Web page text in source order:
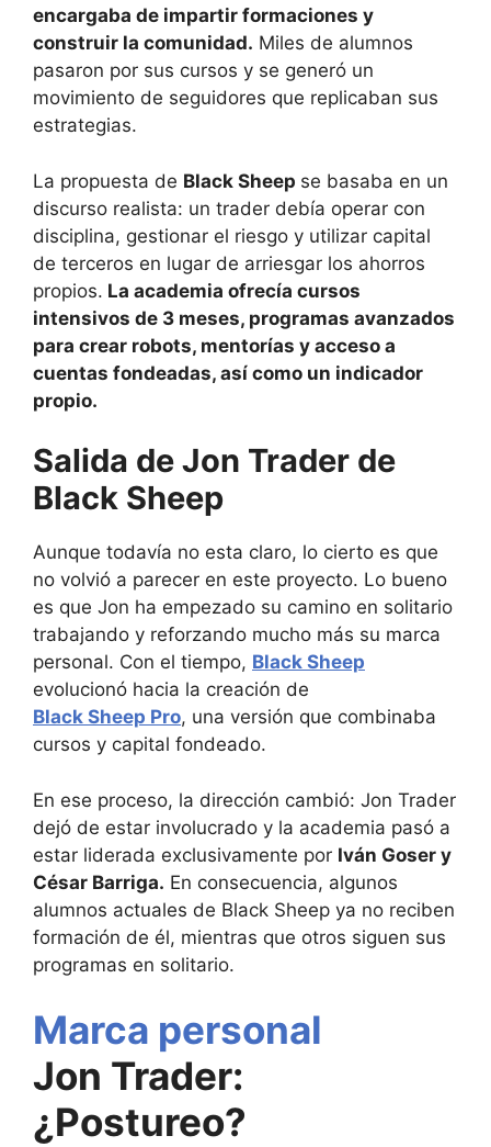
encargaba de impartir formaciones y
construir la comunidad. Miles de alumnos
pasaron por sus cursos y se generó un
movimiento de seguidores que replicaban sus
estrategias.
La propuesta de Black Sheep se basaba en un
discurso realista: un trader debía operar con
disciplina, gestionar el riesgo y utilizar capital
de terceros en lugar de arriesgar los ahorros
propios. La academia ofrecía cursos
intensivos de 3 meses, programas avanzados
para crear robots, mentorías y acceso a
cuentas fondeadas, así como un indicador
propio.
Salida de Jon Trader de
Black Sheep
Aunque todavía no esta claro, lo cierto es que
no volvió a parecer en este proyecto. Lo bueno
es que Jon ha empezado su camino en solitario
trabajando y reforzando mucho más su marca
personal. Con el tiempo, Black Sheep
evolucionó hacia la creación de
Black Sheep Pro, una versión que combinaba
cursos y capital fondeado.
En ese proceso, la dirección cambió: Jon Trader
dejó de estar involucrado y la academia pasó a
estar liderada exclusivamente por Iván Goser y
César Barriga. En consecuencia, algunos
alumnos actuales de Black Sheep ya no reciben
formación de él, mientras que otros siguen sus
programas en solitario.
Marca personal
Jon Trader:
¿Postureo?